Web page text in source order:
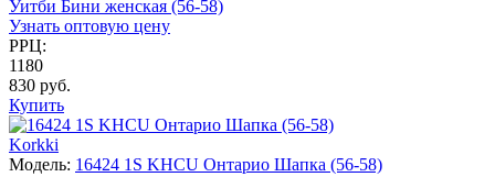
Уитби Бини женская (56-58)
Узнать оптовую цену
РРЦ:
1180
830 руб.
Купить
Korkki
Модель: 16424 1S KHCU Онтарио Шапка (56-58)